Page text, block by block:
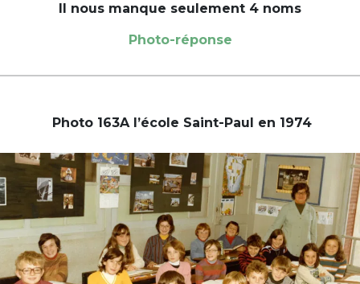
Il nous manque seulement 4 noms
Photo-réponse
Photo 163A l’école Saint-Paul en 1974